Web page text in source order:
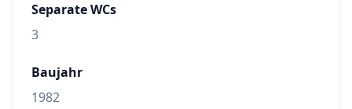
Separate WCs
3
Baujahr
1982